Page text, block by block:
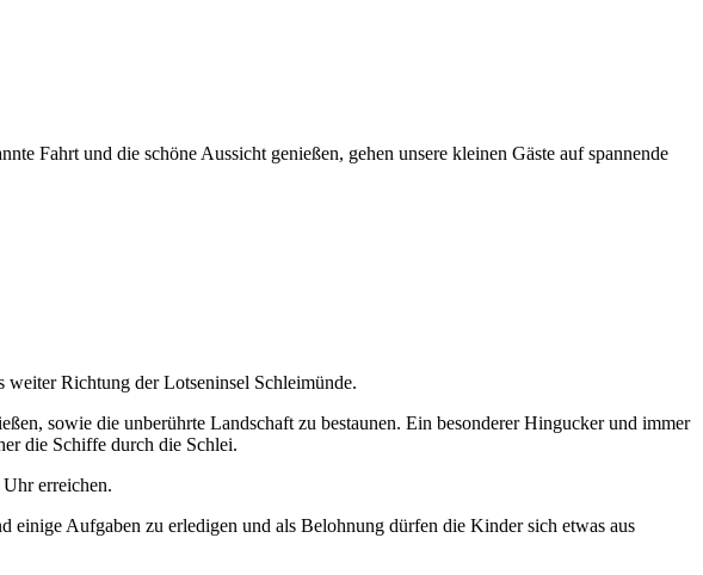
Fahrt und die schöne Aussicht genießen, gehen unsere kleinen Gäste auf spannende
Richtung der Lotseninsel Schleimünde.
sowie die unberührte Landschaft zu bestaunen. Ein besonderer Hingucker und immer
die Schiffe durch die Schlei.
erreichen.
einige Aufgaben zu erledigen und als Belohnung dürfen die Kinder sich etwas aus